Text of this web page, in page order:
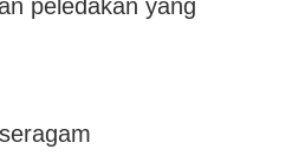
peledakan yang